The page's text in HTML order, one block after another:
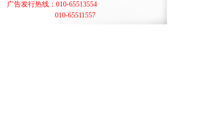
广告发行热线：010-65513554
010-65511557